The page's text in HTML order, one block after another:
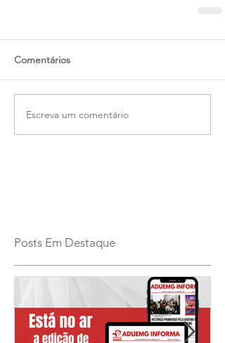
Comentários
Escreva um comentário
Posts Em Destaque